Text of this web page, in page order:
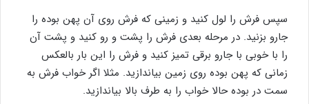
سپس فرش را لول کنید و زمینی که فرش روی آن پهن بوده را
جارو بزنید. در مرحله بعدی فرش را پشت و رو کنید و پشت آن
را با خوبی با جارو برقی تمیز کنید و فرش را این بار بالعکس
زمانی که پهن بوده روی زمین بیاندازید. مثلا اگر خواب فرش به
سمت در بوده حالا خواب را به طرف بالا بیاندازید.